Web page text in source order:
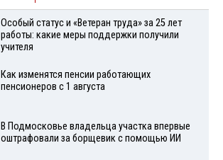
Особый статус и «Ветеран труда» за 25 лет
работы: какие меры поддержки получили
учителя
Как изменятся пенсии работающих
пенсионеров с 1 августа
В Подмосковье владельца участка впервые
оштрафовали за борщевик с помощью ИИ